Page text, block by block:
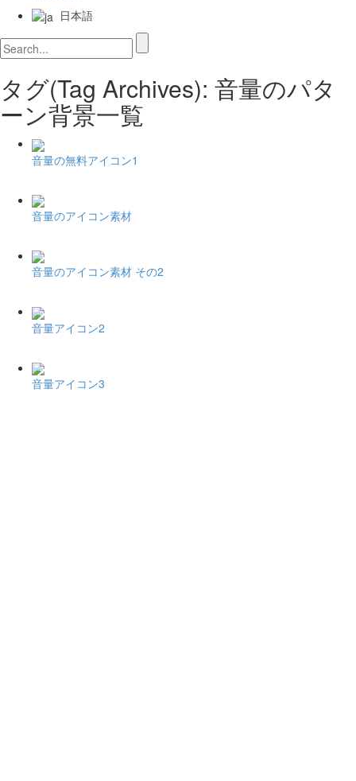
日本語
タグ(Tag Archives): 音量のパタ
ーン背景一覧
音量の無料アイコン1
音量のアイコン素材
音量のアイコン素材 その2
音量アイコン2
音量アイコン3